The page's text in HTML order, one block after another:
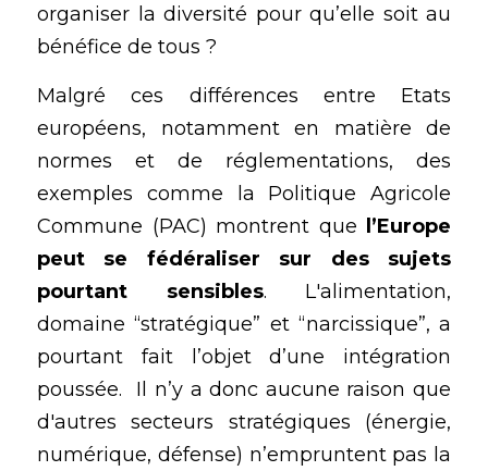
organiser la diversité pour qu’elle soit au
bénéfice de tous ?
Malgré ces différences entre Etats
européens, notamment en matière de
normes et de réglementations, des
exemples comme la Politique Agricole
Commune (PAC) montrent que
l’Europe
peut se fédéraliser sur des sujets
pourtant sensibles. L'alimentation,
domaine “stratégique” et “narcissique”, a
pourtant fait l’objet d’une intégration
poussée.  Il n’y a donc aucune raison que
d'autres secteurs stratégiques (énergie,
numérique, défense) n’empruntent pas la